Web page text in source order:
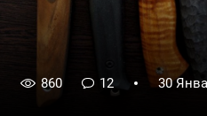
860 12 30